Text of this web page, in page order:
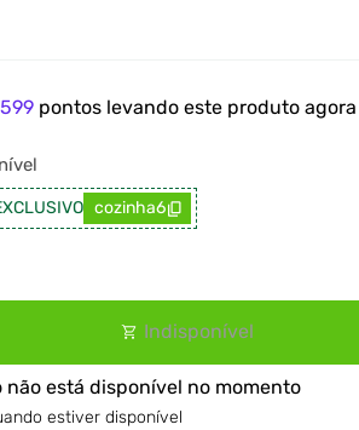
599 pontos levando este produto agora
cozinha6
Indisponível
não está disponível no momento
estiver disponível